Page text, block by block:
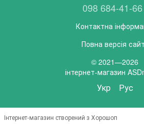
098 684-41-66
Контактна
Повна версія
© 2021—2026
інтернет-магазин
Укр Рус
Інтернет-магазин створений з Хорошоп